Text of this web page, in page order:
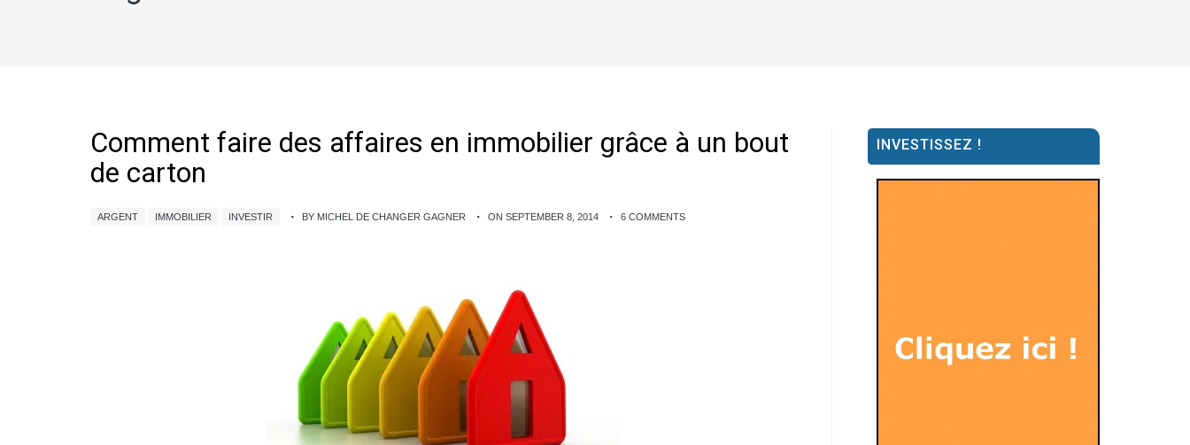
Comment faire des affaires en immobilier grâce à un bout
de carton
ARGENT IMMOBILIER INVESTIR BY MICHEL DE CHANGER GAGNER ON SEPTEMBER 8, 2014 6 COMMENTS
INVESTISSEZ !